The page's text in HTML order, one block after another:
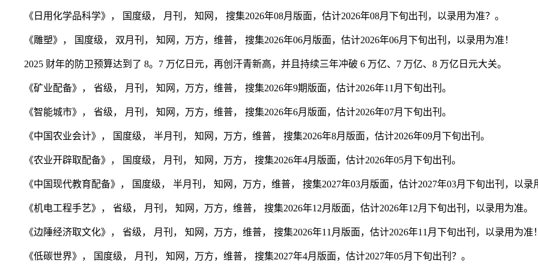
《日用化学品科学》， 国度级， 月刊， 知网， 搜集2026年08月版面，估计2026年08月下旬出刊，以录用为准？。
《雕塑》， 国度级， 双月刊， 知网，万方，维普， 搜集2026年06月版面，估计2026年06月下旬出刊，以录用为准！
2025 财年的防卫预算达到了 8。7 万亿日元，再创汗青新高，并且持续三年冲破 6 万亿、7 万亿、8 万亿日元大关。
《矿业配备》， 省级， 月刊， 知网，万方，维普， 搜集2026年9期版面，估计2026年11月下旬出刊。
《智能城市》， 省级， 月刊， 知网，万方，维普， 搜集2026年6月版面，估计2026年07月下旬出刊。
《中国农业会计》， 国度级， 半月刊， 知网，万方，维普， 搜集2026年8月版面，估计2026年09月下旬出刊。
《农业开辟取配备》， 国度级， 月刊， 知网，万方， 搜集2026年4月版面，估计2026年05月下旬出刊。
《中国现代教育配备》， 国度级， 半月刊， 知网，万方，维普， 搜集2027年03月版面，估计2027年03月下旬出刊，以录
《机电工程手艺》， 省级， 月刊， 知网，万方，维普， 搜集2026年12月版面，估计2026年12月下旬出刊，以录用为准。
《边陲经济取文化》， 省级， 月刊， 知网，万方，维普， 搜集2026年11月版面，估计2026年11月下旬出刊，以录用为准！
《低碳世界》， 国度级， 月刊， 知网，万方，维普， 搜集2027年4月版面，估计2027年05月下旬出刊？。